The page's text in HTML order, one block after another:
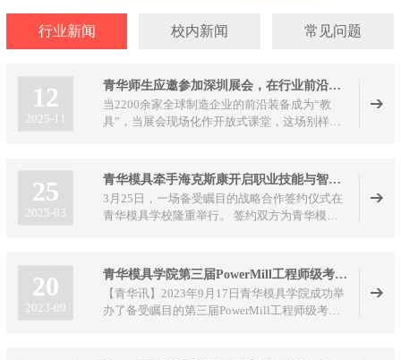
行业新闻 校内新闻 常见问题
12
2025-11
青华师生应邀参加深圳展会，在行业前沿解锁实战新课堂
当2200余家全球制造企业的前沿装备成为“教
具”，当展会现场化作开放式课堂，这场别样
参展，以“拓展行业视野+现场实战教学”为核
心，让学员在展会一线触摸模具智造前沿，在机
床、刀具、模具装备旁，上了一堂干货满满的实
景专业课。
25
2025-03
青华模具牵手海克斯康开启职业技能与智能制造融合新篇
3月25日，一场备受瞩目的战略合作签约仪式在
青华模具学校隆重举行。 签约双方为青华模具
崭新一页，将对行业人才培养与技术创新产生深
远影响。
20
2023-09
青华模具学院第三届PowerMill工程师级考证圆满结束
【青华讯】2023年9月17日青华模具学院成功举
办了备受瞩目的第三届PowerMill工程师级考证